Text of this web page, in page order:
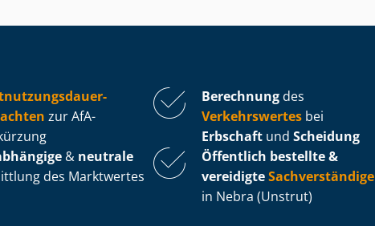
zur AfA-
Berechnung des
Verkehrswertes bei
Erbschaft und Scheidung
& neutrale
des Marktwertes
Öffentlich bestellte &
vereidigteSachverständige
in Nebra (Unstrut)